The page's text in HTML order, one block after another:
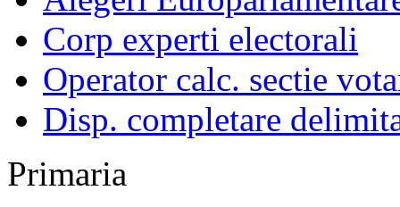
Corp experti electorali
Operator calc. sectie
Disp. completare
Primaria